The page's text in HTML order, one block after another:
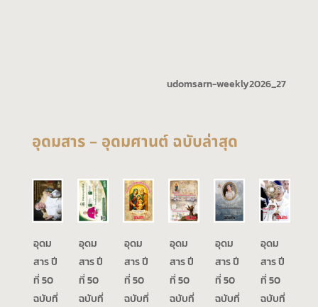
udomsarn-weekly2026_27
อุดมสาร – อุดมศานต์ ฉบับล่าสุด
อุดม
สาร ปี
ที่ 50
ฉบับที่
อุดม
สาร ปี
ที่ 50
ฉบับที่
อุดม
สาร ปี
ที่ 50
ฉบับที่
อุดม
สาร ปี
ที่ 50
ฉบับที่
อุดม
สาร ปี
ที่ 50
ฉบับที่
อุดม
สาร ปี
ที่ 50
ฉบับที่